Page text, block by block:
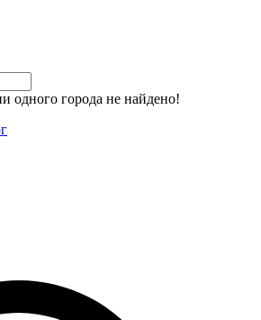
одного города не найдено!